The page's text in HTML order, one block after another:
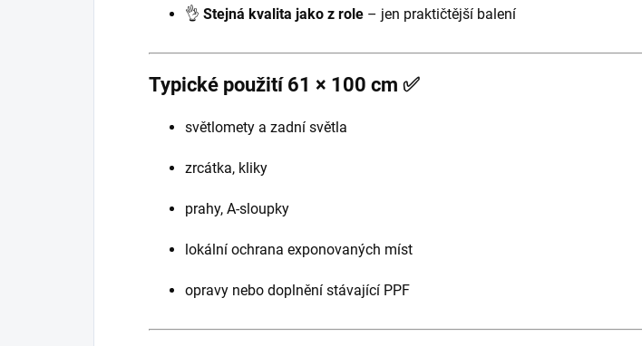
👌 Stejná kvalita jako z role – jen praktičtější balení
Typické použití 61 × 100 cm ✅
světlomety a zadní světla
zrcátka, kliky
prahy, A-sloupky
lokální ochrana exponovaných míst
opravy nebo doplnění stávající PPF